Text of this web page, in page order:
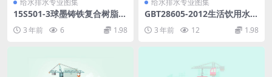
给水排水专业图集
15S501-3球墨铸铁复合树脂井
3 年前 6 1.98
给水排水专业图集
GBT28605-2012生活饮用水用
橡胶或塑料软管和非增强软管
及软管组合件.pdf
3 年前 12 1.98